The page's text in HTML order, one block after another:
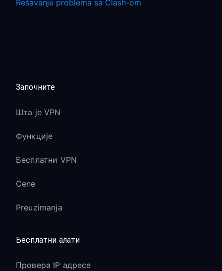
Rešavanje problema sa Clash-om
Започните
Шта је VPN
Функције
Бесплатни VPN
Cene
Preuzimanja
Бесплатни алати
Провера IP адресе